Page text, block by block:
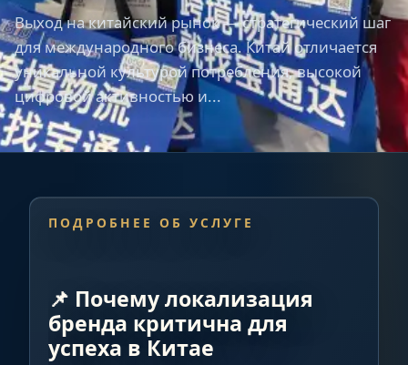
Выход на китайский рынок — стратегический шаг
для международного бизнеса. Китай отличается
уникальной культурой потребления, высокой
цифровой активностью и...
ПОДРОБНЕЕ ОБ УСЛУГЕ
📌 Почему локализация
бренда критична для
успеха в Китае